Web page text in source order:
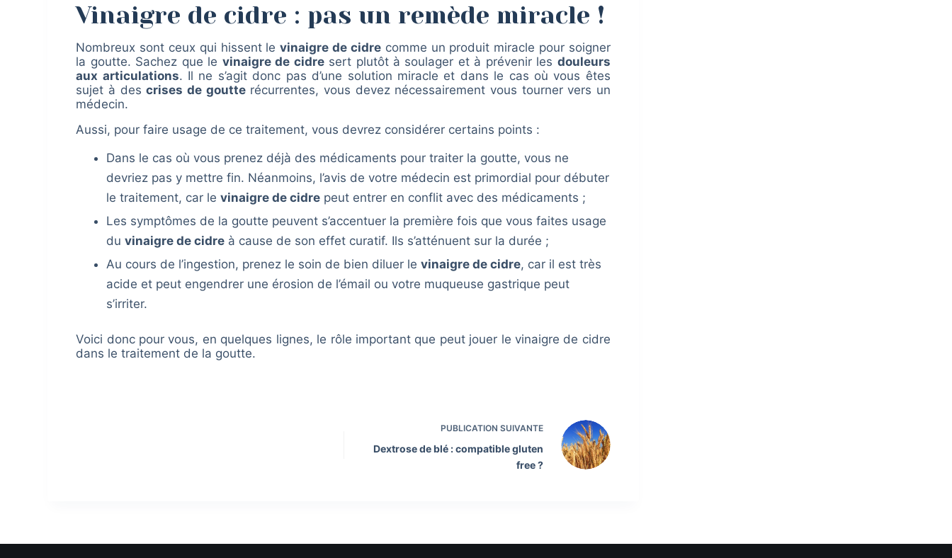
Vinaigre de cidre : pas un remède miracle !
Nombreux sont ceux qui hissent levinaigre de cidrecomme un produit miracle pour soigner
la goutte. Sachez que le vinaigre de cidresert plutôt à soulager et à prévenir les douleurs
aux articulations. Il ne s’agit donc pas d’une solution miracle et dans le cas où vous êtes
sujet à descrises de goutterécurrentes, vous devez nécessairement vous tourner vers un
médecin.
Aussi, pour faire usage de ce traitement, vous devrez considérer certains points :
Dans le cas où vous prenez déjà des médicaments pour traiter la goutte, vous ne
devriez pas y mettre fin. Néanmoins, l’avis de votre médecin est primordial pour débuter
le traitement, car le vinaigre de cidrepeut entrer en conflit avec des médicaments ;
Les symptômes de la goutte peuvent s’accentuer la première fois que vous faites usage
du vinaigre de cidreà cause de son effet curatif. Ils s’atténuent sur la durée ;
Au cours de l’ingestion, prenez le soin de bien diluer le vinaigre de cidre, car il est très
acide et peut engendrer une érosion de l’émail ou votre muqueuse gastrique peut
s’irriter.
Voici donc pour vous, en quelques lignes, le rôle important que peut jouer le vinaigre de cidre
dans le traitement de la goutte.
PUBLICATION SUIVANTE
Dextrose de blé : compatible gluten
free ?